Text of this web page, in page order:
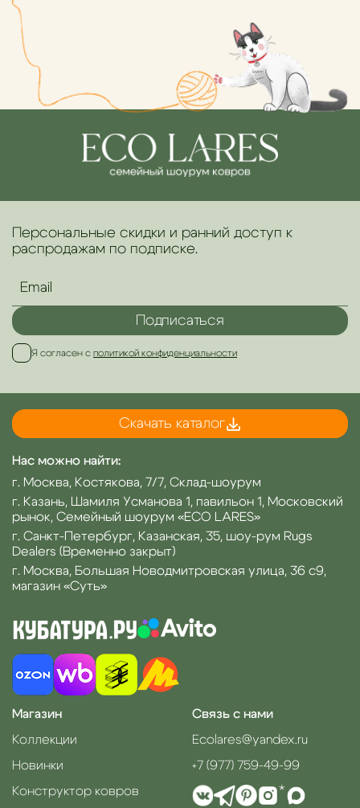
Персональные скидки и ранний доступ к
распродажам по подписке.
Подписаться
Я согласен с политикой конфиденциальности
Скачать каталог
Нас можно найти:
г. Москва, Костякова, 7/7, Склад-шоурум
г. Казань, Шамиля Усманова 1, павильон 1, Московский
рынок, Семейный шоурум «ECO LARES»
г. Санкт-Петербург, Казанская, 35, шоу-рум Rugs
Dealers (Временно закрыт)
г. Москва, Большая Новодмитровская улица, 36 с9,
магазин «Суть»
Магазин
Коллекции
Новинки
Конструктор ковров
Связь с нами
Ecolares@yandex.ru
+7 (977) 759-49-99
*